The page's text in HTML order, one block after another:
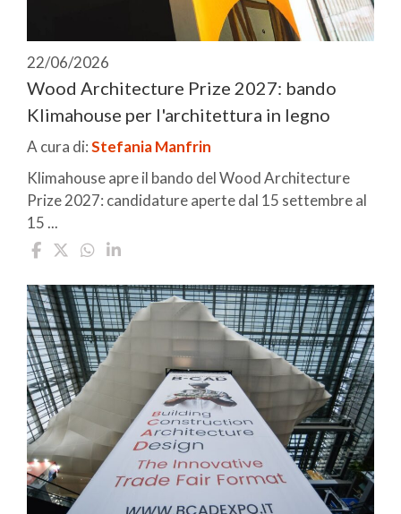
22/06/2026
Wood Architecture Prize 2027: bando
Klimahouse per l'architettura in legno
A cura di:Stefania Manfrin
Klimahouse apre il bando del Wood Architecture
Prize 2027: candidature aperte dal 15 settembre al
15 ...